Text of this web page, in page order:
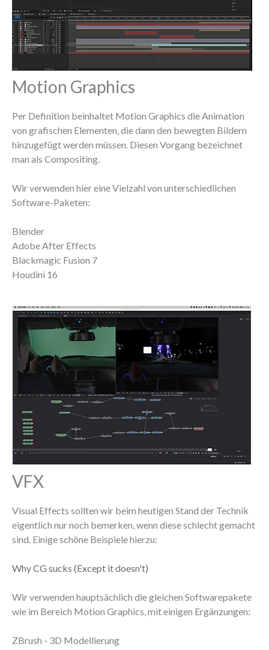
Motion Graphics
Per Definition beinhaltet Motion Graphics die Animation
von grafischen Elementen, die dann den bewegten Bildern
hinzugefügt werden müssen. Diesen Vorgang bezeichnet
man als Compositing.
Wir verwenden hier eine Vielzahl von unterschiedlichen
Software-Paketen:
Blender
Adobe After Effects
Blackmagic Fusion 7
Houdini 16
VFX
Visual Effects sollten wir beim heutigen Stand der Technik
eigentlich nur noch bemerken, wenn diese schlecht gemacht
sind. Einige schöne Beispiele hierzu:
Why CG sucks (Except it doesn't)
Wir verwenden hauptsächlich die gleichen Softwarepakete
wie im Bereich Motion Graphics, mit einigen Ergänzungen:
ZBrush - 3D Modellierung